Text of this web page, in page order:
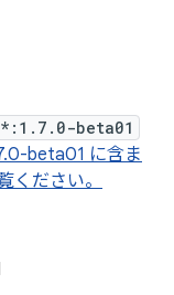
beta01
beta01 に含ま
ださい。